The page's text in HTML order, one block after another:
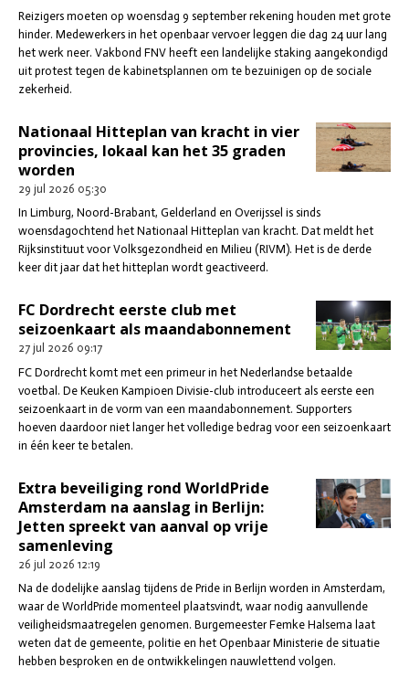
Reizigers moeten op woensdag 9 september rekening houden met grote
hinder. Medewerkers in het openbaar vervoer leggen die dag 24 uur lang
het werk neer. Vakbond FNV heeft een landelijke staking aangekondigd
uit protest tegen de kabinetsplannen om te bezuinigen op de sociale
zekerheid.
Nationaal Hitteplan van kracht in vier
provincies, lokaal kan het 35 graden
worden
29 jul 2026 05:30
In Limburg, Noord-Brabant, Gelderland en Overijssel is sinds
woensdagochtend het Nationaal Hitteplan van kracht. Dat meldt het
Rijksinstituut voor Volksgezondheid en Milieu (RIVM). Het is de derde
keer dit jaar dat het hitteplan wordt geactiveerd.
FC Dordrecht eerste club met
seizoenkaart als maandabonnement
27 jul 2026 09:17
FC Dordrecht komt met een primeur in het Nederlandse betaalde
voetbal. De Keuken Kampioen Divisie-club introduceert als eerste een
seizoenkaart in de vorm van een maandabonnement. Supporters
hoeven daardoor niet langer het volledige bedrag voor een seizoenkaart
in één keer te betalen.
Extra beveiliging rond WorldPride
Amsterdam na aanslag in Berlijn:
Jetten spreekt van aanval op vrije
samenleving
26 jul 2026 12:19
Na de dodelijke aanslag tijdens de Pride in Berlijn worden in Amsterdam,
waar de WorldPride momenteel plaatsvindt, waar nodig aanvullende
veiligheidsmaatregelen genomen. Burgemeester Femke Halsema laat
weten dat de gemeente, politie en het Openbaar Ministerie de situatie
hebben besproken en de ontwikkelingen nauwlettend volgen.